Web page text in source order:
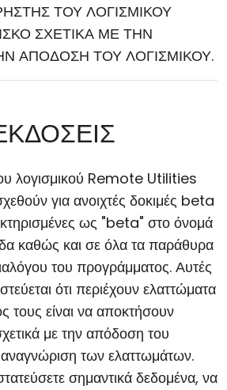
ΤΟΥ ΛΟΓΙΣΜΙΚΟΥ
ΣΧΕΤΙΚΑ ΜΕ ΤΗΝ
ΑΠΟΔΟΣΗ ΤΟΥ ΛΟΓΙΣΜΙΚΟΥ.
λογισμικού Remote Utilities
για ανοιχτές δοκιμές beta
ως "beta" στο όνομά
καθώς και σε όλα τα παράθυρα
του προγράμματος. Αυτές
ότι περιέχουν ελαττώματα
τους είναι να αποκτήσουν
με την απόδοση του
αναγνώριση των ελαττωμάτων.
σημαντικά δεδομένα, να